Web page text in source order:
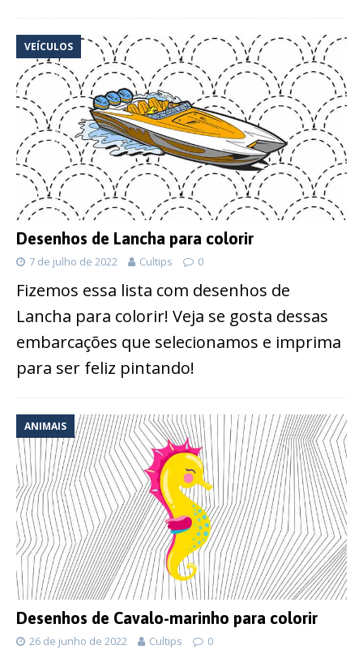
VEÍCULOS
Desenhos de Lancha para colorir
7 de julho de 2022 Cultips 0
Fizemos essa lista com desenhos de
Lancha para colorir! Veja se gosta dessas
embarcações que selecionamos e imprima
para ser feliz pintando!
ANIMAIS
Desenhos de Cavalo-marinho para colorir
26 de junho de 2022 Cultips 0